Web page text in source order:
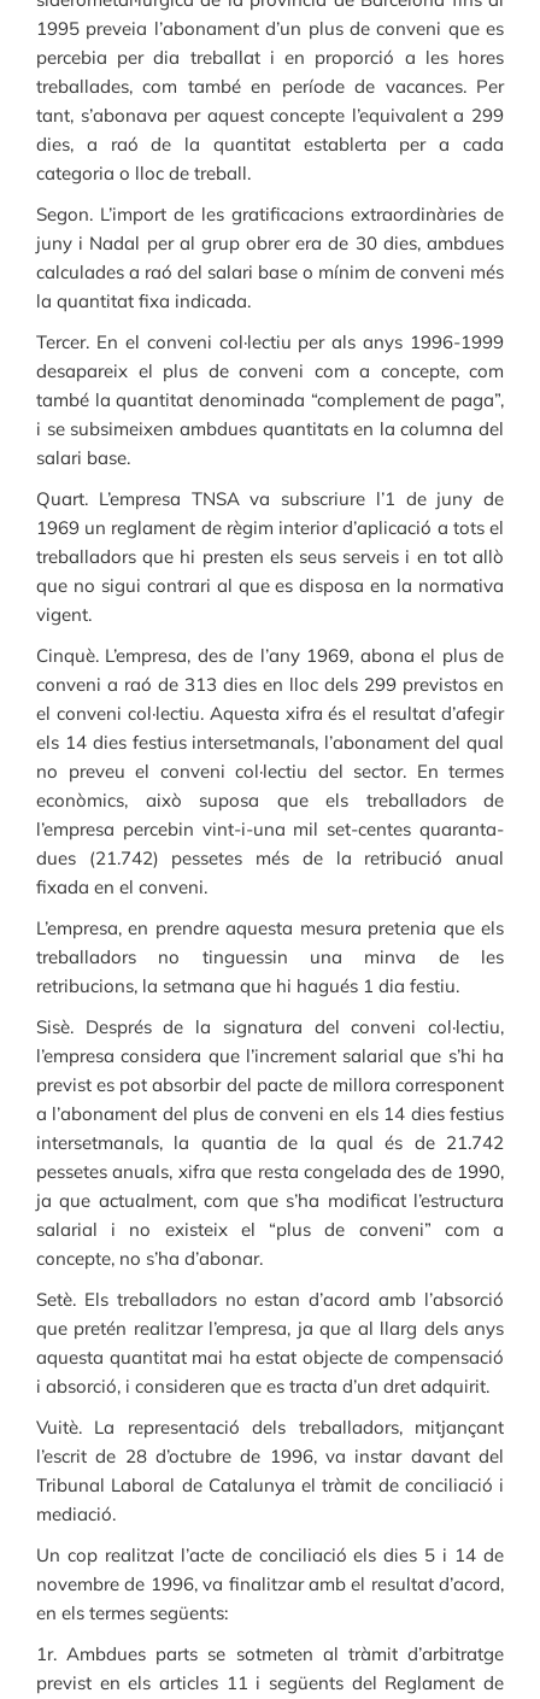
1995 preveia l’abonament d’un plus de conveni que es
percebia per dia treballat i en proporció a les hores
treballades, com també en període de vacances. Per
tant, s’abonava per aquest concepte l’equivalent a 299
dies, a raó de la quantitat establerta per a cada
categoria o lloc de treball.
Segon. L’import de les gratificacions extraordinàries de
juny i Nadal per al grup obrer era de 30 dies, ambdues
calculades a raó del salari base o mínim de conveni més
la quantitat fixa indicada.
Tercer. En el conveni col·lectiu per als anys 1996-1999
desapareix el plus de conveni com a concepte, com
també la quantitat denominada “complement de paga”,
i se subsimeixen ambdues quantitats en la columna del
salari base.
Quart. L’empresa TNSA va subscriure l’1 de juny de
1969 un reglament de règim interior d’aplicació a tots el
treballadors que hi presten els seus serveis i en tot allò
que no sigui contrari al que es disposa en la normativa
vigent.
Cinquè. L’empresa, des de l’any 1969, abona el plus de
conveni a raó de 313 dies en lloc dels 299 previstos en
el conveni col·lectiu. Aquesta xifra és el resultat d’afegir
els 14 dies festius intersetmanals, l’abonament del qual
no preveu el conveni col·lectiu del sector. En termes
econòmics, això suposa que els treballadors de
l’empresa percebin vint-i-una mil set-centes quaranta-
dues (21.742) pessetes més de la retribució anual
fixada en el conveni.
L’empresa, en prendre aquesta mesura pretenia que els
treballadors no tinguessin una minva de les
retribucions, la setmana que hi hagués 1 dia festiu.
Sisè. Després de la signatura del conveni col·lectiu,
l’empresa considera que l’increment salarial que s’hi ha
previst es pot absorbir del pacte de millora corresponent
a l’abonament del plus de conveni en els 14 dies festius
intersetmanals, la quantia de la qual és de 21.742
pessetes anuals, xifra que resta congelada des de 1990,
ja que actualment, com que s’ha modificat l’estructura
salarial i no existeix el “plus de conveni” com a
concepte, no s’ha d’abonar.
Setè. Els treballadors no estan d’acord amb l’absorció
que pretén realitzar l’empresa, ja que al llarg dels anys
aquesta quantitat mai ha estat objecte de compensació
i absorció, i consideren que es tracta d’un dret adquirit.
Vuitè. La representació dels treballadors, mitjançant
l’escrit de 28 d’octubre de 1996, va instar davant del
Tribunal Laboral de Catalunya el tràmit de conciliació i
mediació.
Un cop realitzat l’acte de conciliació els dies 5 i 14 de
novembre de 1996, va finalitzar amb el resultat d’acord,
en els termes següents:
1r. Ambdues parts se sotmeten al tràmit d’arbitratge
previst en els articles 11 i següents del Reglament de